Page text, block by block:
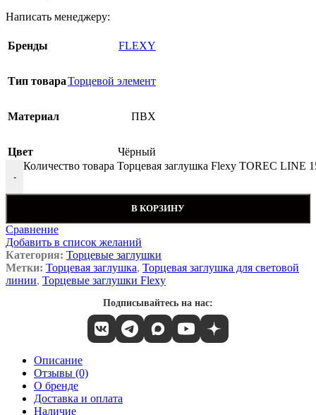
Написать менеджеру:
Бренды FLEXY
Тип товараТорцевой элемент
Материал ПВХ
Цвет Чёрный
-
Количество товара Торцевая заглушка Flexy TOREC LINE
В КОРЗИНУ
Сравнение
Добавить в список желаний
Категория: Торцевые заглушки
Метки: Торцевая заглушка, Торцевая заглушка для световой
линии, Торцевые заглушки Flexy
Подписывайтесь на нас:
Описание
Отзывы (0)
О бренде
Доставка и оплата
Наличие